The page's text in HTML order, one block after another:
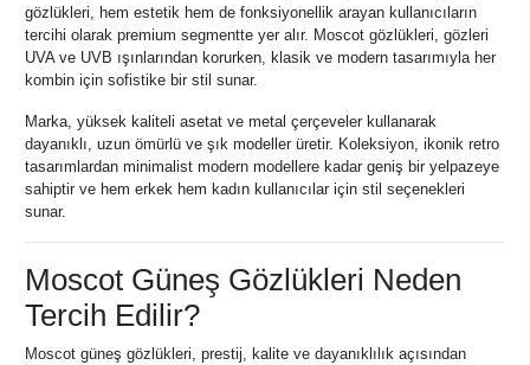
gözlükleri, hem estetik hem de fonksiyonellik arayan kullanıcıların
tercihi olarak premium segmentte yer alır. Moscot gözlükleri, gözleri
UVA ve UVB ışınlarından korurken, klasik ve modern tasarımıyla her
kombin için sofistike bir stil sunar.
Marka, yüksek kaliteli asetat ve metal çerçeveler kullanarak
dayanıklı, uzun ömürlü ve şık modeller üretir. Koleksiyon, ikonik retro
tasarımlardan minimalist modern modellere kadar geniş bir yelpazeye
sahiptir ve hem erkek hem kadın kullanıcılar için stil seçenekleri
sunar.
Moscot Güneş Gözlükleri Neden
Tercih Edilir?
Moscot güneş gözlükleri, prestij, kalite ve dayanıklılık açısından